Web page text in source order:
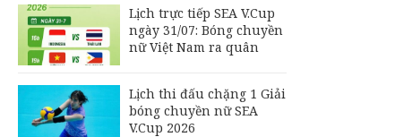
Lịch trực tiếp SEA V.Cup
ngày 31/07: Bóng chuyền
nữ Việt Nam ra quân
Lịch thi đấu chặng 1 Giải
bóng chuyền nữ SEA
V.Cup 2026